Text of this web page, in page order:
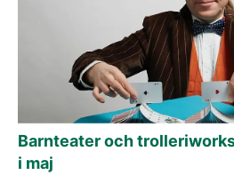
Barnteater och
i maj